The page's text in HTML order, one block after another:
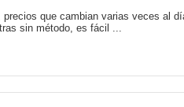
que cambian varias veces al
sin método, es fácil ...